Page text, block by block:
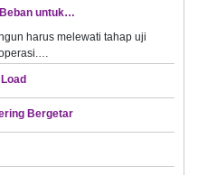
Beban untuk…
harus melewati tahap uji
Bergetar